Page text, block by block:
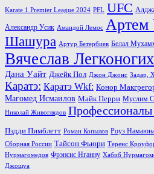
Karate 1 Premier League 2024 PFL UFC
Александр Усик Амандой Лемос Артем
Шашура Артур Бетербиев Белал
Вячеслав Легконогих
Дана Уайт Джейк Пол Джон Джонс Задар,
Каратэ: Каратэ Wkf: Конор
Магомед Исмаилов Майк Перри Муслим
Николай Живоглядов Профессионалы
Пэдди Пимблетт Роман Копылов Роуз
Сборная России Тайсон Фьюри Теренс
Нурмагомедов Фрэнсис Нганну Хабиб
Джошуа